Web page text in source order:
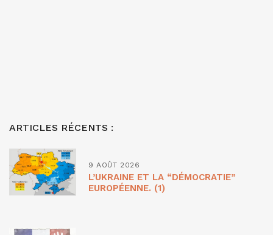
ARTICLES RÉCENTS :
9 AOÛT 2026
L’UKRAINE ET LA “DÉMOCRATIE”
EUROPÉENNE. (1)